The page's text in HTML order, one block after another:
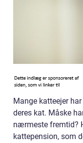
Mange katteejer
deres kat. Måske
nærmeste fremtid?
kattepension, som